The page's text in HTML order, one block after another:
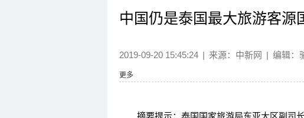
中国仍是泰国最大旅游客源
2019-09-20 15:45:24 | 来源： 中新网 | 编辑：
更多
摘要提示：泰国国家旅游局东亚大区副司长